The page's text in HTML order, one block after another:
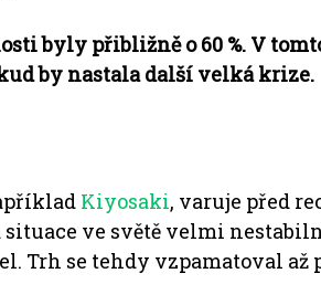
byly přibližně o 60 %. V
by nastala další velká krize.
Kiyosaki, varuje před
situace ve světě velmi
Trh se tehdy vzpamatoval až